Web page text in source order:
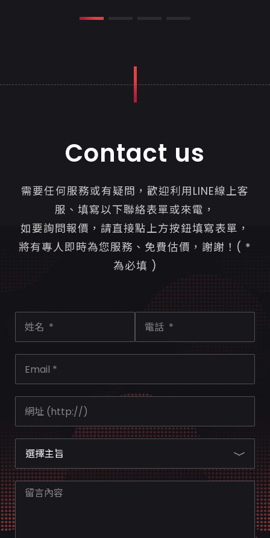
Contact us
需要任何服務或有疑問，歡迎利用LINE線上客
服、填寫以下聯絡表單或來電，
如要詢問報價，請直接點上方按鈕填寫表單，
將有專人即時為您服務、免費估價，謝謝！( *
為必填 )